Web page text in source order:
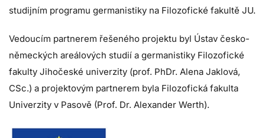
studijním programu germanistiky na Filozofické fakultě JU.
Vedoucím partnerem řešeného projektu byl Ústav česko-
německých areálových studií a germanistiky Filozofické
fakulty Jihočeské univerzity (prof. PhDr. Alena Jaklová,
CSc.) a projektovým partnerem byla Filozofická fakulta
Univerzity v Pasově (Prof. Dr. Alexander Werth).